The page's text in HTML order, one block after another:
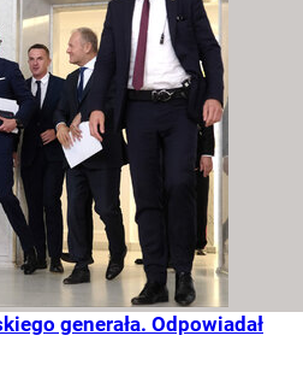
generała. Odpowiadał